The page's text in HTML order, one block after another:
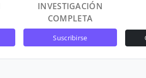
INVESTIGACIÓN
COMPLETA
suscribirse